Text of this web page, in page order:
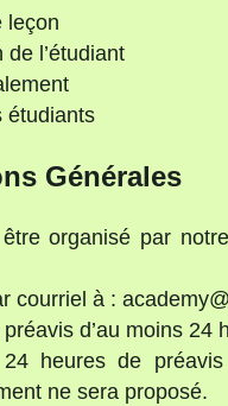
leçon
l’étudiant
étudiants
Générales
organisé par
courriel à :
d’au moins 24
heures de
ne sera proposé.